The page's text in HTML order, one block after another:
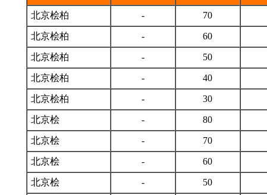
北京桧柏 - 70
北京桧柏 - 60
北京桧柏 - 50
北京桧柏 - 40
北京桧柏 - 30
北京桧 - 80
北京桧 - 70
北京桧 - 60
北京桧 - 50